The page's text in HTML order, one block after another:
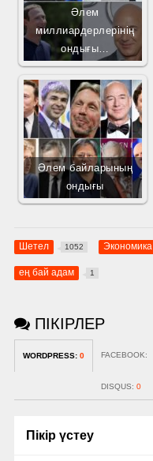
Әлем
миллиардерлерінің
ондығы…
Әлем байларының
ондығы
Шетел 1052 Экономика
ең бай адам 1
ПІКІРЛЕР
WORDPRESS: 0 FACEBOOK:
DISQUS: 0
Пікір үстеу